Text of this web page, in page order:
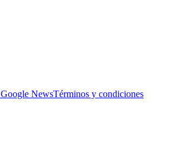
Google NewsTérminos y condiciones